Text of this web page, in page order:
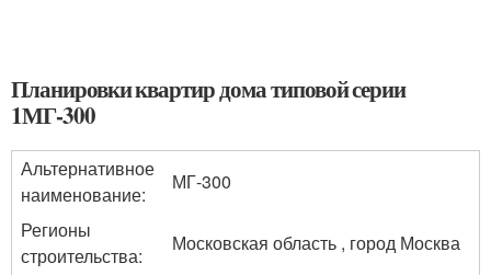
Планировки квартир дома типовой серии
1МГ-300
Альтернативное
наименование:
МГ-300
Регионы
строительства:
Московская область , город Москва